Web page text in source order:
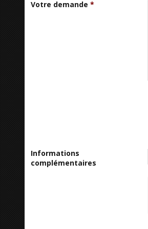
Votre demande *
Informations
complémentaires